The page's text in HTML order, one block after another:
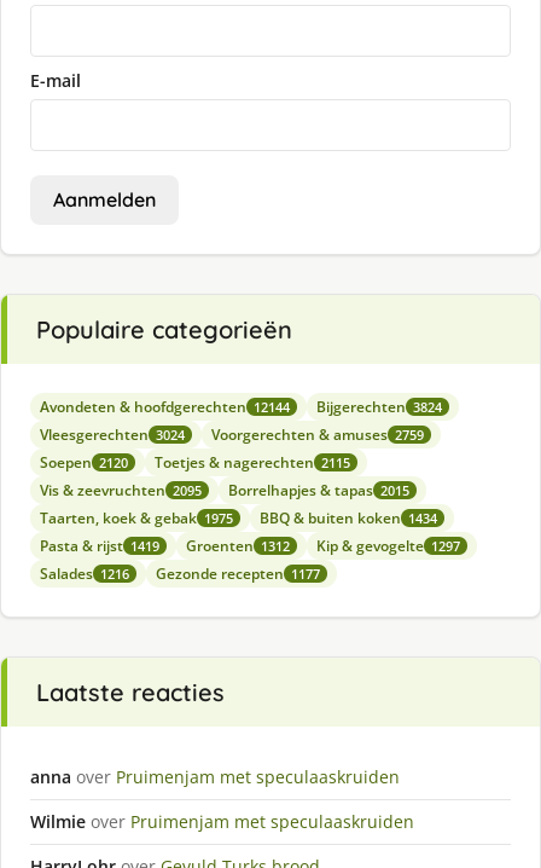
E-mail
Aanmelden
Populaire categorieën
Avondeten & hoofdgerechten 12144 Bijgerechten 3824
Vleesgerechten 3024 Voorgerechten & amuses 2759
Soepen 2120 Toetjes & nagerechten 2115
Vis & zeevruchten 2095 Borrelhapjes & tapas 2015
Taarten, koek & gebak 1975 BBQ & buiten koken 1434
Pasta & rijst 1419 Groenten 1312 Kip & gevogelte 1297
Salades 1216 Gezonde recepten 1177
Laatste reacties
anna over Pruimenjam met speculaaskruiden
Wilmie over Pruimenjam met speculaaskruiden